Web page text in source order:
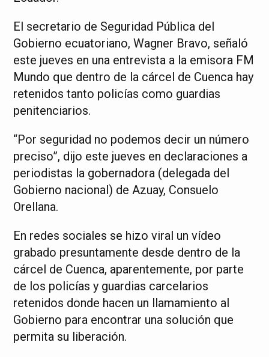
El secretario de Seguridad Pública del
Gobierno ecuatoriano, Wagner Bravo, señaló
este jueves en una entrevista a la emisora FM
Mundo que dentro de la cárcel de Cuenca hay
retenidos tanto policías como guardias
penitenciarios.
“Por seguridad no podemos decir un número
preciso”, dijo este jueves en declaraciones a
periodistas la gobernadora (delegada del
Gobierno nacional) de Azuay, Consuelo
Orellana.
En redes sociales se hizo viral un vídeo
grabado presuntamente desde dentro de la
cárcel de Cuenca, aparentemente, por parte
de los policías y guardias carcelarios
retenidos donde hacen un llamamiento al
Gobierno para encontrar una solución que
permita su liberación.